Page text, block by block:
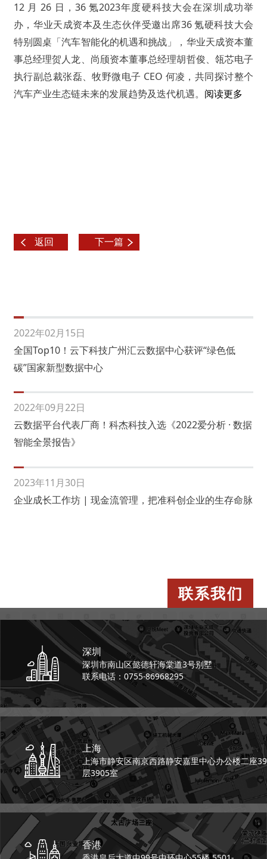
12 月 26 日，36 氪2023年度硬科技大会在深圳成功举
办，华业天成资本及生态伙伴受邀出席36 氪硬科技大会
特别圆桌「汽车智能化的机遇和挑战」，华业天成资本董
事总经理贺人龙、尚颀资本董事总经理胡哲俊、瓴芯电子
执行副总裁张磊、牧野微电子 CEO 何凌，共同探讨整个
汽车产业生态链未来的发展趋势及迭代机遇。 阅读更多
返回 下一篇
2022年02月15日
全国Top10！云下科技广州汇云数据中心获评“绿色低
碳”国家新型数据中心
2022年09月22日
云数据平台代表厂商！科杰科技入选《2022爱分析 · 数据
智能全景报告》
2023年11月30日
企业成长工作坊 | 现金流管理，把准科创企业的生存命脉
联系我们
深圳
深圳市南山区懿德轩海棠道3号别墅
联系电话：0755-86968295
上海
上海市静安区南京西路静安嘉里中心办公楼二座39
层3905室
香港